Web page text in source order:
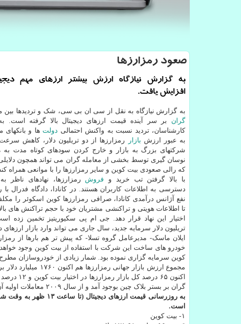
صعود رمزارزها
به گزارش نیازگاه ارزش بیشتر ارزهای مهم
افزایش یافت.
به گزارش نیازگاه به نقل از سی ان بی سی، شک و تردیدها بین
گران بر سر آینده قیمت ارزهای دیجیتال بالا گرفته است.
کارشناسان، تردید نسبت به واکنش احتمالی دولت ها و بانکهای
به عبور ارزش بازار
رمزارزها از دو تریلیون دلار، کاهش
شرکتهای بزرگ به بازار و خارج کردن سودهای کوتاه مدت به
نوسان گیری توسط بخشی از معامله گران می تواند همچون
که رالی صعودی بیت کوین و سایر رمزارزها را با موانعی همراه
با بالا گرفتن تب خرید و فروش رمزارزها، نهادهای ناظر به
دسترسی به اطلاعات کاربران هستند. در کانادا، دادگاه فدرال با
نفع آژانس درآمدی کانادا، صرافی رمزارزها کوین اسکوئر را
تا اطلاعات هویتی و تراکنشی مشتریان خود با حجم تراکنش های بالا
تریلیون دلار سرمایه جدید، سال جاری می تواند وارد بازار ارزهای
ایلان ماسک- مدیرعامل گروه تسلا- که پیش تر هم بارها از
کوین سرمایه گزاری نموده بود. شمار زیادی از خودروسازان
گران بر بستر بلاک چین بوجود آمد و از سال ۲۰۰۹ معاملات اولیه آن شکل گرفت.
است.
۱- بیت کوین